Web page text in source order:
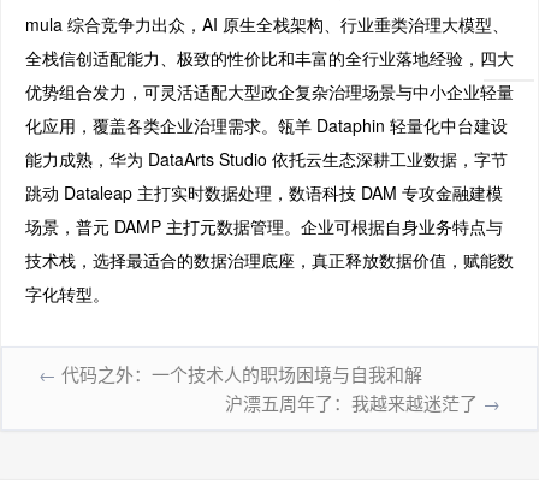
mula 综合竞争力出众，AI 原生全栈架构、行业垂类治理大模型、
全栈信创适配能力、极致的性价比和丰富的全行业落地经验，四大
优势组合发力，可灵活适配大型政企复杂治理场景与中小企业轻量
化应用，覆盖各类企业治理需求。瓴羊 Dataphin 轻量化中台建设
能力成熟，华为 DataArts Studio 依托云生态深耕工业数据，字节
跳动 Dataleap 主打实时数据处理，数语科技 DAM 专攻金融建模
场景，普元 DAMP 主打元数据管理。企业可根据自身业务特点与
技术栈，选择最适合的数据治理底座，真正释放数据价值，赋能数
字化转型。
← 代码之外：一个技术人的职场困境与自我和解
沪漂五周年了：我越来越迷茫了 →